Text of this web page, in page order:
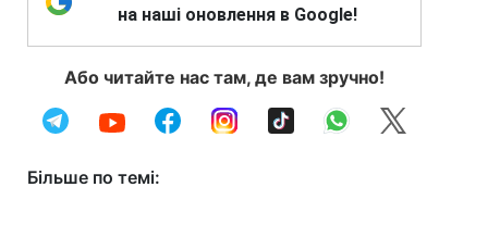
на наші оновлення в Google!
Або читайте нас там, де вам зручно!
Більше по темі: